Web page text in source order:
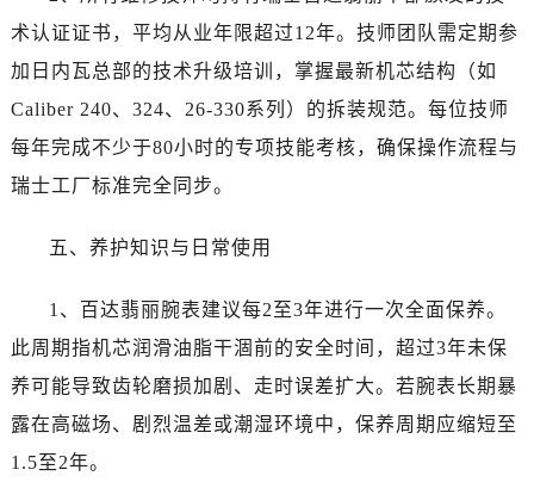
术认证证书，平均从业年限超过12年。技师团队需定期参
加日内瓦总部的技术升级培训，掌握最新机芯结构（如
Caliber 240、324、26-330系列）的拆装规范。每位技师
每年完成不少于80小时的专项技能考核，确保操作流程与
瑞士工厂标准完全同步。
五、养护知识与日常使用
1、百达翡丽腕表建议每2至3年进行一次全面保养。
此周期指机芯润滑油脂干涸前的安全时间，超过3年未保
养可能导致齿轮磨损加剧、走时误差扩大。若腕表长期暴
露在高磁场、剧烈温差或潮湿环境中，保养周期应缩短至
1.5至2年。